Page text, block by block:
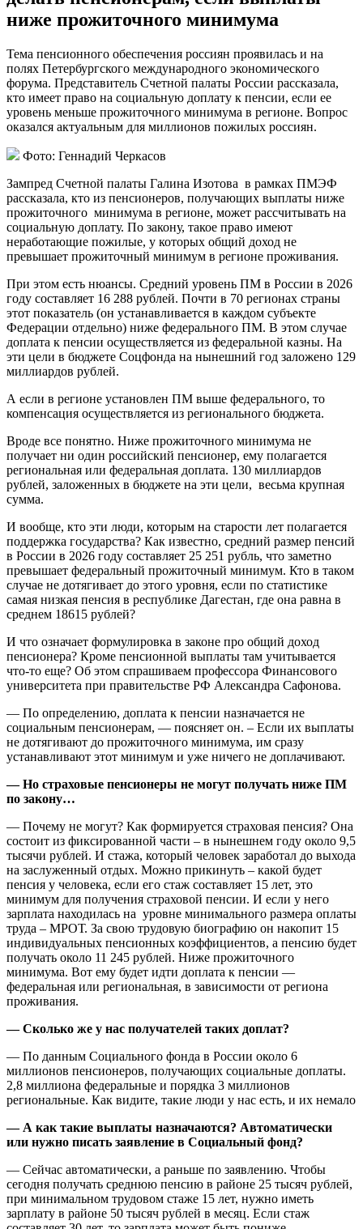
ниже прожиточного минимума
Тема пенсионного обеспечения россиян проявилась и на
полях Петербургского международного экономического
форума. Представитель Счетной палаты России рассказала,
кто имеет право на социальную доплату к пенсии, если ее
уровень меньше прожиточного минимума в регионе. Вопрос
оказался актуальным для миллионов пожилых россиян.
Фото: Геннадий Черкасов
Зампред Счетной палаты Галина Изотова в рамках ПМЭФ
рассказала, кто из пенсионеров, получающих выплаты ниже
прожиточного минимума в регионе, может рассчитывать на
социальную доплату. По закону, такое право имеют
неработающие пожилые, у которых общий доход не
превышает прожиточный минимум в регионе проживания.
При этом есть нюансы. Средний уровень ПМ в России в 2026
году составляет 16 288 рублей. Почти в 70 регионах страны
этот показатель (он устанавливается в каждом субъекте
Федерации отдельно) ниже федерального ПМ. В этом случае
доплата к пенсии осуществляется из федеральной казны. На
эти цели в бюджете Соцфонда на нынешний год заложено 129
миллиардов рублей.
А если в регионе установлен ПМ выше федерального, то
компенсация осуществляется из регионального бюджета.
Вроде все понятно. Ниже прожиточного минимума не
получает ни один российский пенсионер, ему полагается
региональная или федеральная доплата. 130 миллиардов
рублей, заложенных в бюджете на эти цели, весьма крупная
сумма.
И вообще, кто эти люди, которым на старости лет полагается
поддержка государства? Как известно, средний размер пенсий
в России в 2026 году составляет 25 251 рубль, что заметно
превышает федеральный прожиточный минимум. Кто в таком
случае не дотягивает до этого уровня, если по статистике
самая низкая пенсия в республике Дагестан, где она равна в
среднем 18615 рублей?
И что означает формулировка в законе про общий доход
пенсионера? Кроме пенсионной выплаты там учитывается
что-то еще? Об этом спрашиваем профессора Финансового
университета при правительстве РФ Александра Сафонова.
— По определению, доплата к пенсии назначается не
социальным пенсионерам, — поясняет он. – Если их выплаты
не дотягивают до прожиточного минимума, им сразу
устанавливают этот минимум и уже ничего не доплачивают.
— Но страховые пенсионеры не могут получать ниже ПМ
по закону…
— Почему не могут? Как формируется страховая пенсия? Она
состоит из фиксированной части – в нынешнем году около 9,5
тысячи рублей. И стажа, который человек заработал до выхода
на заслуженный отдых. Можно прикинуть – какой будет
пенсия у человека, если его стаж составляет 15 лет, это
минимум для получения страховой пенсии. И если у него
зарплата находилась на уровне минимального размера оплаты
труда – МРОТ. За свою трудовую биографию он накопит 15
индивидуальных пенсионных коэффициентов, а пенсию будет
получать около 11 245 рублей. Ниже прожиточного
минимума. Вот ему будет идти доплата к пенсии —
федеральная или региональная, в зависимости от региона
проживания.
— Сколько же у нас получателей таких доплат?
— По данным Социального фонда в России около 6
миллионов пенсионеров, получающих социальные доплаты.
2,8 миллиона федеральные и порядка 3 миллионов
региональные. Как видите, такие люди у нас есть, и их немало
— А как такие выплаты назначаются? Автоматически
или нужно писать заявление в Социальный фонд?
— Сейчас автоматически, а раньше по заявлению. Чтобы
сегодня получать среднюю пенсию в районе 25 тысяч рублей,
при минимальном трудовом стаже 15 лет, нужно иметь
зарплату в районе 50 тысяч рублей в месяц. Если стаж